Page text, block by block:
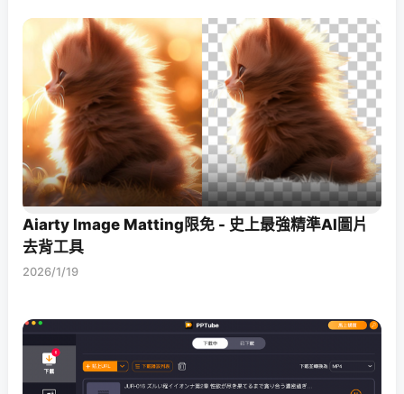
Aiarty Image Matting限免 - 史上最強精準AI圖片
去背工具
2026/1/19